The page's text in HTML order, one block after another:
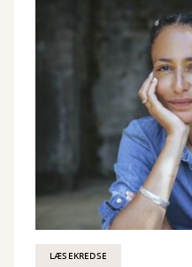
LÆSEKREDSE